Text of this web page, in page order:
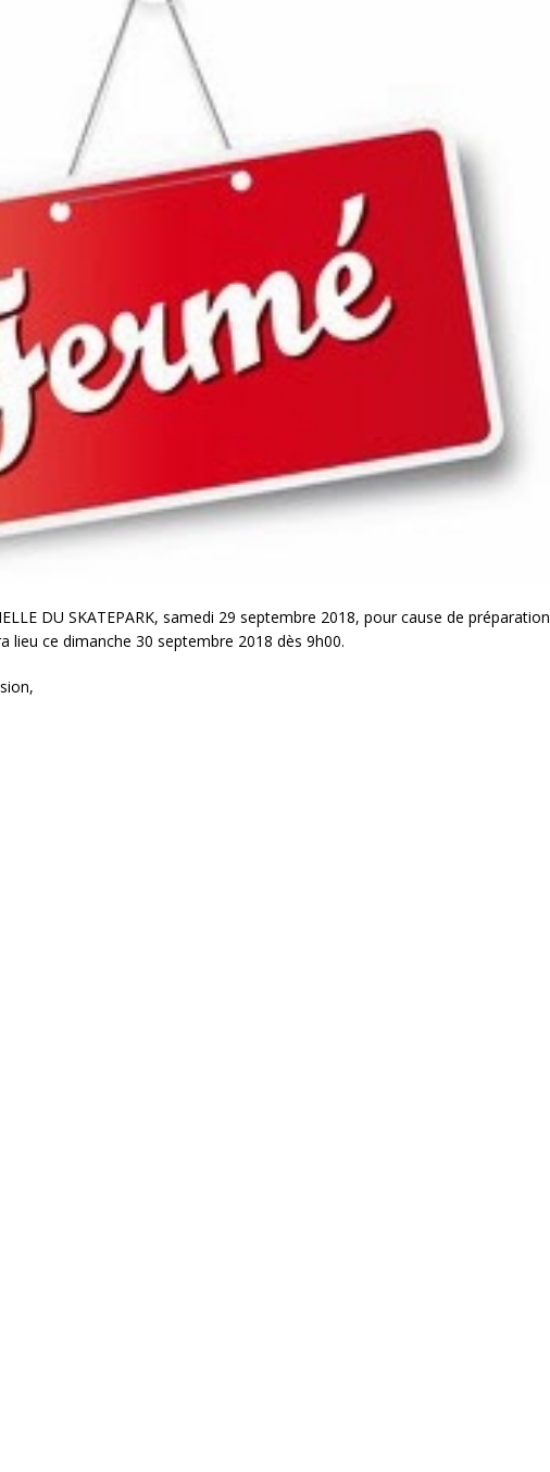
DU SKATEPARK, samedi 29 septembre 2018, pour cause de préparation
lieu ce dimanche 30 septembre 2018 dès 9h00.